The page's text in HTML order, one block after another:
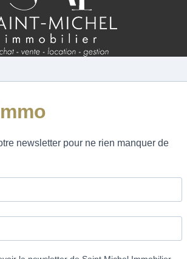
/ PROPRIÉTAIRES
SOCIAUX
LÉGALES